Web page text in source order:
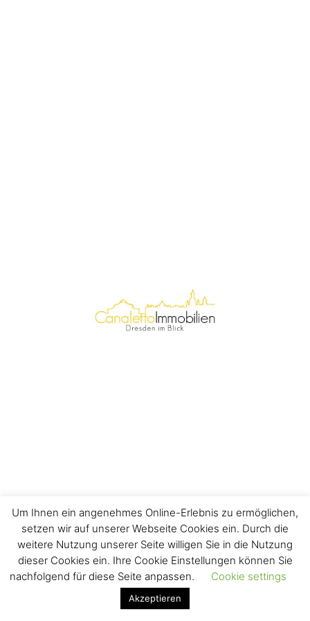
Um Ihnen ein angenehmes Online-Erlebnis zu ermöglichen,
setzen wir auf unserer Webseite Cookies ein. Durch die
weitere Nutzung unserer Seite willigen Sie in die Nutzung
dieser Cookies ein. Ihre Cookie Einstellungen können Sie
nachfolgend für diese Seite anpassen.
Cookie settings
Akzeptieren